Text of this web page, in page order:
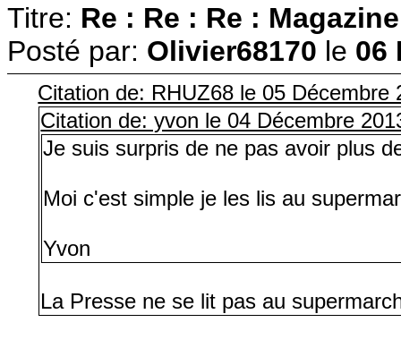
Titre: Re : Re : Re :
Posté par: Olivier68170 le 06
Citation de: RHUZ68 le 05 Décembre
Citation de: yvon le 04 Décembre
Je suis surpris de ne pas avoir plus
Moi c'est simple je les lis au
Yvon
La Presse ne se lit pas au